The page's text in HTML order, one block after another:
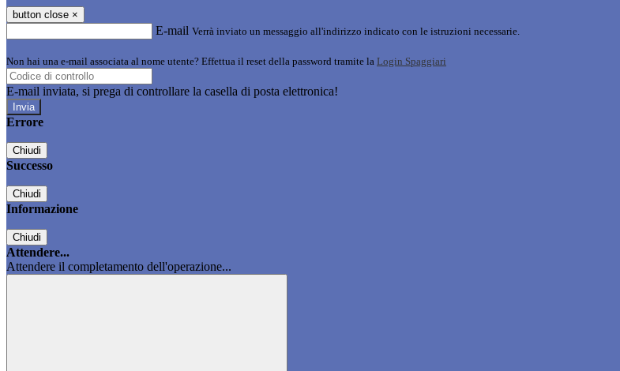
button close ×
E-mail Verrà inviato un messaggio all'indirizzo indicato con le istruzioni necessarie.
Non hai una e-mail associata al nome utente? Effettua il reset della password tramite la Login Spaggiari
E-mail inviata, si prega di controllare la casella di posta elettronica!
Errore
Chiudi
Successo
Chiudi
Informazione
Chiudi
Attendere...
Attendere il completamento dell'operazione...